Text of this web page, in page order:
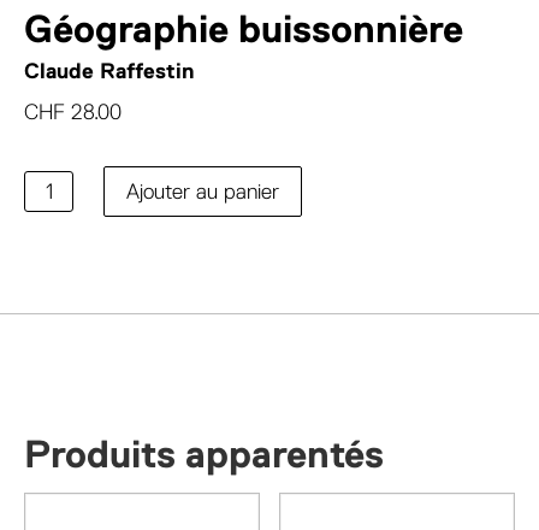
Géographie buissonnière
Claude Raffestin
CHF 28.00
quantité
Ajouter au panier
Produits apparentés